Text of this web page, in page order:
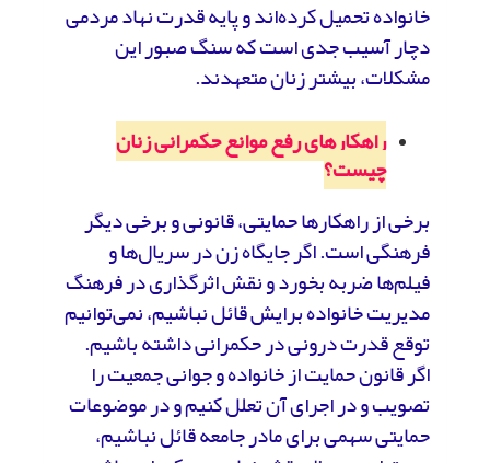
خانواده تحمیل کرده‌اند و پایه قدرت نهاد مردمی
دچار آسیب جدی است که سنگ صبور این
مشکلات، بیشتر زنان متعهدند.
راهکارهای رفع موانع حکمرانی زنان
چیست؟
برخی از راهکارها حمایتی، قانونی و برخی دیگر
فرهنگی است. اگر جایگاه زن در سریال‌ها و
فیلم‌ها ضربه بخورد و نقش اثرگذاری در فرهنگ
مدیریت خانواده برایش قائل نباشیم، نمی‌توانیم
توقع قدرت درونی در حکمرانی داشته باشیم.
اگر قانون حمایت از خانواده و جوانی جمعیت را
تصویب و در اجرای آن تعلل کنیم و در موضوعات
حمایتی سهمی برای مادر جامعه قائل نباشیم،